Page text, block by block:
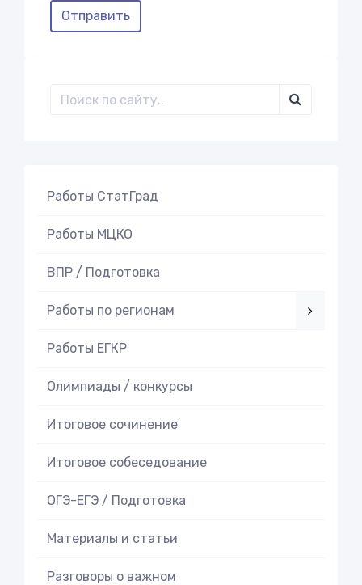
Отправить
Работы СтатГрад
Работы МЦКО
ВПР / Подготовка
Работы по регионам
Работы ЕГКР
Олимпиады / конкурсы
Итоговое cочинение
Итоговое cобеседование
ОГЭ-ЕГЭ / Подготовка
Материалы и статьи
Разговоры о важном